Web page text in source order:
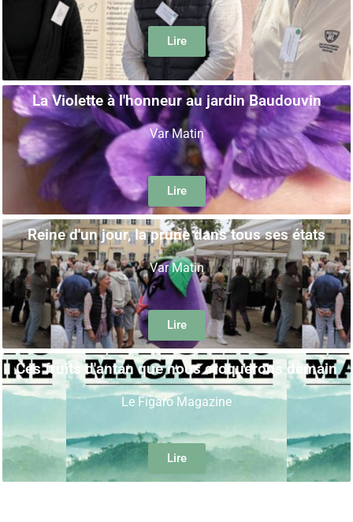
Lire
La Violette à l'honneur au jardin Baudouvin
Var Matin
Lire
Reine d'un jour, la prune dans tous ses états
Var Matin
Lire
Ces fruits d'antan que nous croquerons demain
Le Figaro Magazine
Lire